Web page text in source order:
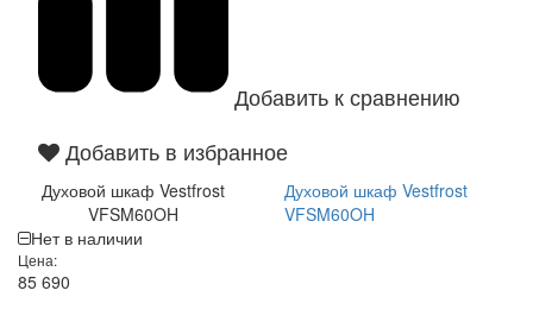
Добавить к сравнению
Добавить в избранное
Духовой шкаф Vestfrost
VFSM60OH
Духовой шкаф Vestfrost
VFSM60OH
Нет в наличии
Цена:
85 690